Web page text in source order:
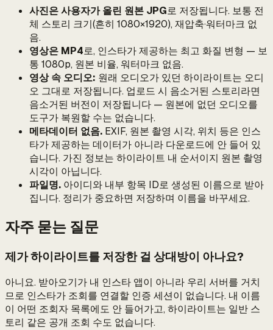
사진은 사용자가 올린 원본 JPG로 저장됩니다. 보통 전
체 스토리 크기(흔히 1080×1920), 재압축·워터마크 없
음.
영상은 MP4로, 인스타가 제공하는 최고 화질 변형 — 보
통 1080p, 원본 비율, 워터마크 없음.
영상 속 오디오: 원래 오디오가 있던 하이라이트는 오디
오 그대로 저장됩니다. 업로드 시 음소거된 스토리라면
음소거된 버전이 저장됩니다 — 원본에 없던 오디오를
도구가 복원할 수는 없습니다.
메타데이터 없음. EXIF, 원본 촬영 시각, 위치 등은 인스
타가 제공하는 데이터가 아니라 다운로드에 안 들어 있
습니다. 가진 정보는 하이라이트 내 순서이지 원본 촬영
시각이 아닙니다.
파일명. 아이디와 내부 항목 ID로 생성된 이름으로 받아
집니다. 정리가 중요하면 저장하며 이름을 바꾸세요.
자주 묻는 질문
제가 하이라이트를 저장한 걸 상대방이 아나요?
아니요. 받아오기가 내 인스타 앱이 아니라 우리 서버를 거치
므로 인스타가 조회를 연결할 인증 세션이 없습니다. 내 이름
이 어떤 조회자 목록에도 안 들어가고, 하이라이트는 일반 스
토리 같은 공개 조회 수도 없습니다.